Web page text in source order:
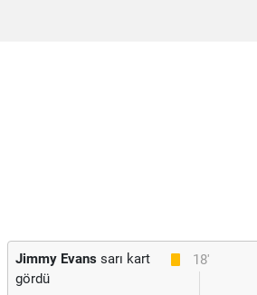
18'
Jimmy Evans sarı kart
gördü